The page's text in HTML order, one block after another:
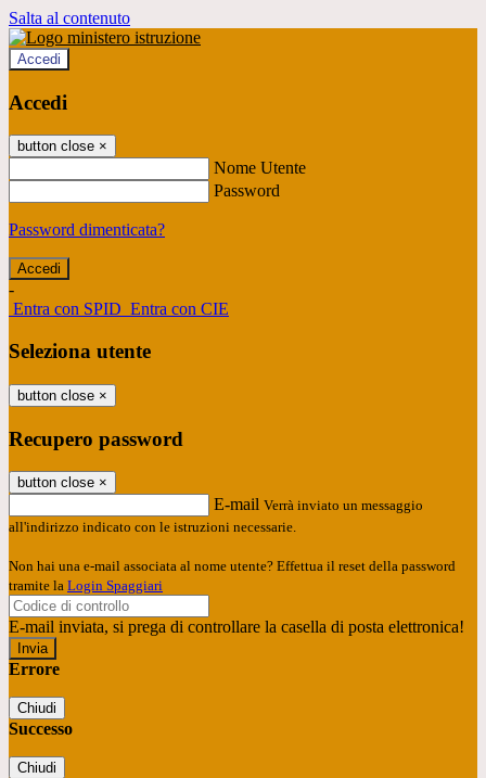
Salta al contenuto
Accedi
Accedi
button close ×
Nome Utente
Password
Password dimenticata?
-
Entra con SPID Entra con CIE
Seleziona utente
button close ×
Recupero password
button close ×
E-mail Verrà inviato un messaggio
all'indirizzo indicato con le istruzioni necessarie.
Non hai una e-mail associata al nome utente? Effettua il reset della password
tramite la Login Spaggiari
E-mail inviata, si prega di controllare la casella di posta elettronica!
Errore
Chiudi
Successo
Chiudi